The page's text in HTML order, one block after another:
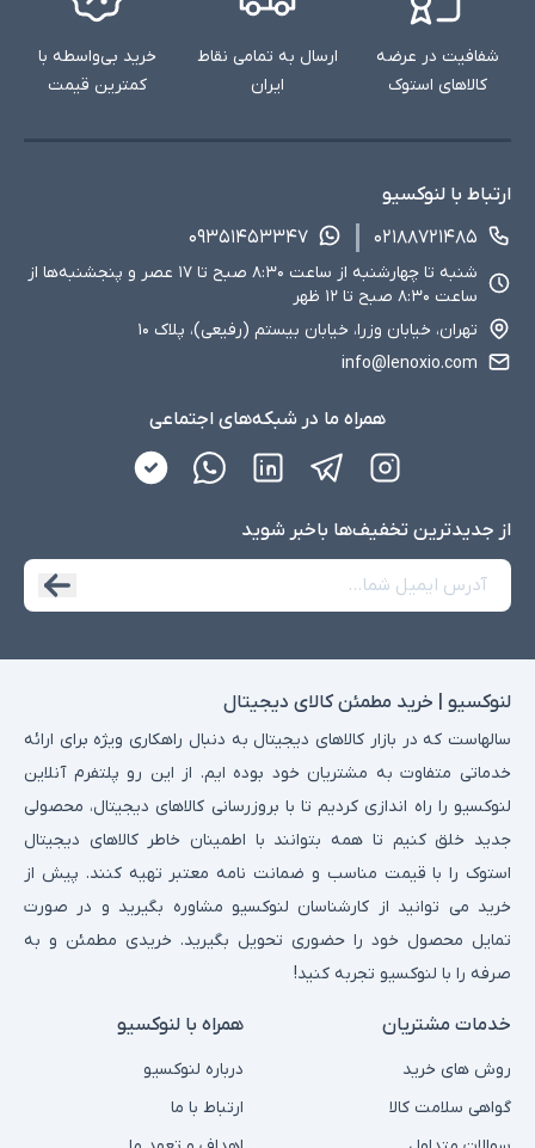
شفافیت در عرضه
کالاهای استوک
ارسال به تمامی نقاط
ایران
خرید بی‌واسطه با
کمترین قیمت
ارتباط با لنوکسیو
۰۲۱۸۸۷۲۱۴۸۵
۰۹۳۵۱۴۵۳۳۴۷
شنبه تا چهارشنبه از ساعت ۸:۳۰ صبح تا ۱۷ عصر و پنجشنبه‌ها از
ساعت ۸:۳۰ صبح تا ۱۲ ظهر
تهران، خیابان وزرا، خیابان بیستم (رفیعی)، پلاک ۱۰
info@lenoxio.com
همراه ما در شبکه‌های اجتماعی
از جدید‌ترین تخفیف‌ها با‌خبر شوید
لنوکسیو | خرید مطمئن کالای دیجیتال
سالهاست که در بازار کالاهای دیجیتال به دنبال راهکاری ویژه برای ارائه
خدماتی متفاوت به مشتریان خود بوده ایم. از این رو پلتفرم آنلاین
لنوکسیو را راه اندازی کردیم تا با بروزرسانی کالاهای دیجیتال، محصولی
جدید خلق کنیم تا همه بتوانند با اطمینان خاطر کالاهای دیجیتال
استوک را با قیمت مناسب و ضمانت نامه معتبر تهیه کنند. پیش از
خرید می توانید از کارشناسان لنوکسیو مشاوره بگیرید و در صورت
تمایل محصول خود را حضوری تحویل بگیرید. خریدی مطمئن و به
صرفه را با لنوکسیو تجربه کنید!
خدمات مشتریان
روش های خرید
گواهی سلامت کالا
همراه با لنوکسیو
درباره لنوکسیو
ارتباط با ما